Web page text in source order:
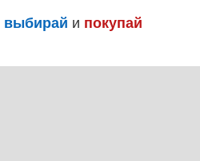
выбирай и покупай